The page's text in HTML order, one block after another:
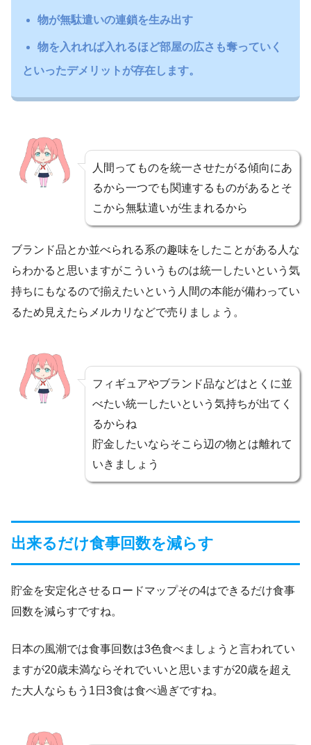
物が無駄遣いの連鎖を生み出す
物を入れれば入れるほど部屋の広さも奪っていく
といったデメリットが存在します。
人間ってものを統一させたがる傾向にあ
るから一つでも関連するものがあるとそ
こから無駄遣いが生まれるから
ブランド品とか並べられる系の趣味をしたことがある人な
らわかると思いますがこういうものは統一したいという気
持ちにもなるので揃えたいという人間の本能が備わってい
るため見えたらメルカリなどで売りましょう。
フィギュアやブランド品などはとくに並
べたい統一したいという気持ちが出てく
るからね
貯金したいならそこら辺の物とは離れて
いきましょう
出来るだけ食事回数を減らす
貯金を安定化させるロードマップその4はできるだけ食事
回数を減らすですね。
日本の風潮では食事回数は3色食べましょうと言われてい
ますが20歳未満ならそれでいいと思いますが20歳を超え
た大人ならもう1日3食は食べ過ぎですね。